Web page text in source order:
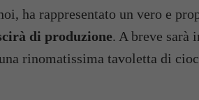
ha rappresentato un vero e
di produzione. A breve sarà
rinomatissima tavoletta di